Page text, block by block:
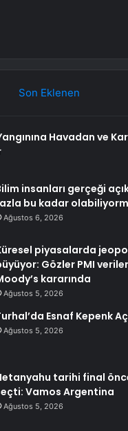
Son Eklenen
Havadan ve
insanları gerçeği
bu kadar
Ağustos 6, 2026
piyasalarda
Gözler PMI
kararında
Ağustos 5, 2026
Esnaf Kepenk
Ağustos 5, 2026
tarihi final
Vamos Argentina
Ağustos 5, 2026